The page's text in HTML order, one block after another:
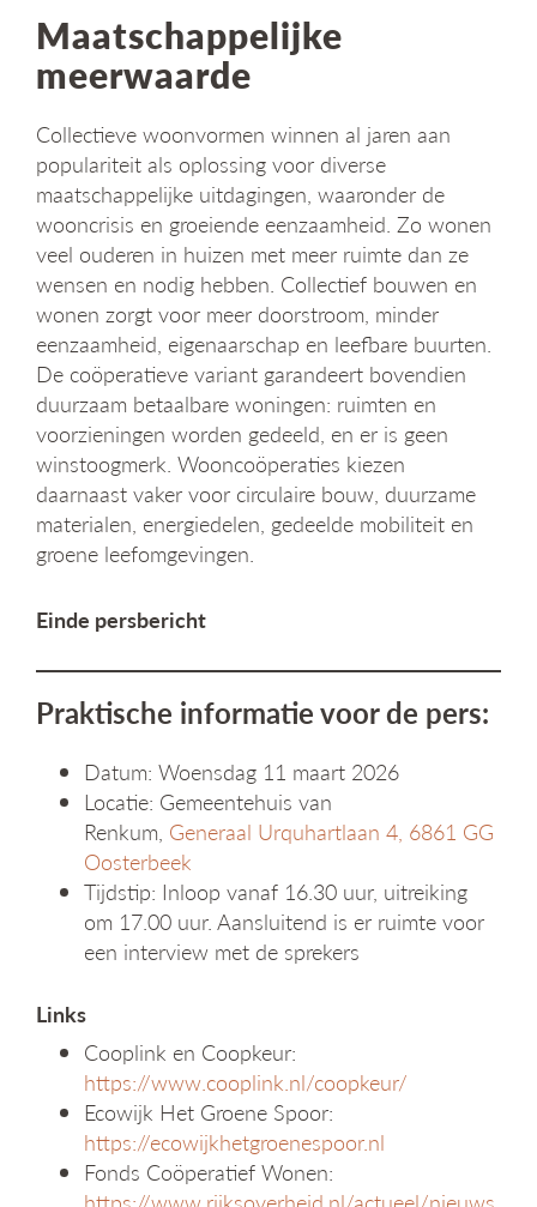
Maatschappelijke
meerwaarde
Collectieve woonvormen winnen al jaren aan
populariteit als oplossing voor diverse
maatschappelijke uitdagingen, waaronder de
wooncrisis en groeiende eenzaamheid. Zo wonen
veel ouderen in huizen met meer ruimte dan ze
wensen en nodig hebben. Collectief bouwen en
wonen zorgt voor meer doorstroom, minder
eenzaamheid, eigenaarschap en leefbare buurten.
De coöperatieve variant garandeert bovendien
duurzaam betaalbare woningen: ruimten en
voorzieningen worden gedeeld, en er is geen
winstoogmerk. Wooncoöperaties kiezen
daarnaast vaker voor circulaire bouw, duurzame
materialen, energiedelen, gedeelde mobiliteit en
groene leefomgevingen.
Einde persbericht
Praktische informatie voor de pers:
Datum: Woensdag 11 maart 2026
Locatie: Gemeentehuis van
Renkum, Generaal Urquhartlaan 4, 6861 GG
Oosterbeek
Tijdstip: Inloop vanaf 16.30 uur, uitreiking
om 17.00 uur. Aansluitend is er ruimte voor
een interview met de sprekers
Links
Cooplink en Coopkeur:
https://www.cooplink.nl/coopkeur/
Ecowijk Het Groene Spoor:
https://ecowijkhetgroenespoor.nl
Fonds Coöperatief Wonen: